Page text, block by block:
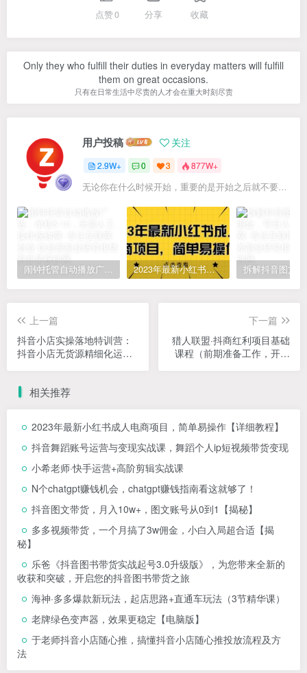
点赞0 分享 收藏
Only they who fulfill their duties in everyday matters will fulfill
them on great occasions.
只有在日常生活中尽责的人才会在重大时刻尽责
用户投稿 关注
2.9W+ 0 3 877W+
无论你在什么时候开始，重要的是开始之后就不要停止
闹钟托管自动播放广告，单机5-10，无需人工操作 2023年最新小红书成人电商项目，简单易操作【详细教程】
上一篇
抖音小店实操落地特训营：
抖音小店无货源精细化运
下一篇
猎人联盟·抖商红利项目基础
课程（前期准备工作，开通
相关推荐
2023年最新小红书成人电商项目，简单易操作【详细教程】
抖音舞蹈账号运营与变现实战课，舞蹈个人ip短视频带货变现
小希老师·快手运营+高阶剪辑实战课
N个chatgpt赚钱机会，chatgpt赚钱指南看这就够了！
抖音图文带货，月入10w+，图文账号从0到1【揭秘】
多多视频带货，一个月搞了3w佣金，小白入局超合适【揭
秘】
乐爸《抖音图书带货实战起号3.0升级版》，为您带来全新的
收获和突破，开启您的抖音图书带货之旅
海神·多多爆款新玩法，​起店思路+直通车玩法（3节精华课）
老牌绿色变声器，效果更稳定【电脑版】
于老师抖音小店随心推，搞懂抖音小店随心推投放流程及方
法